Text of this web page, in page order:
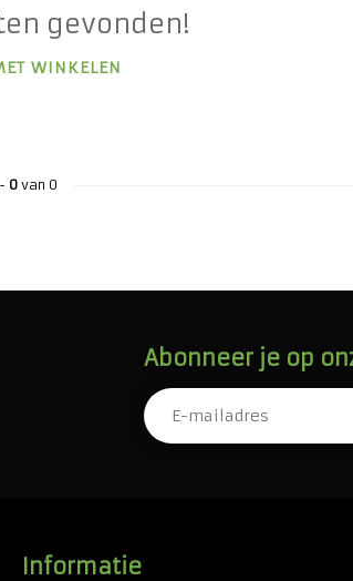
gevonden!
WINKELEN
- 0van 0
Abonneer je op
Informatie